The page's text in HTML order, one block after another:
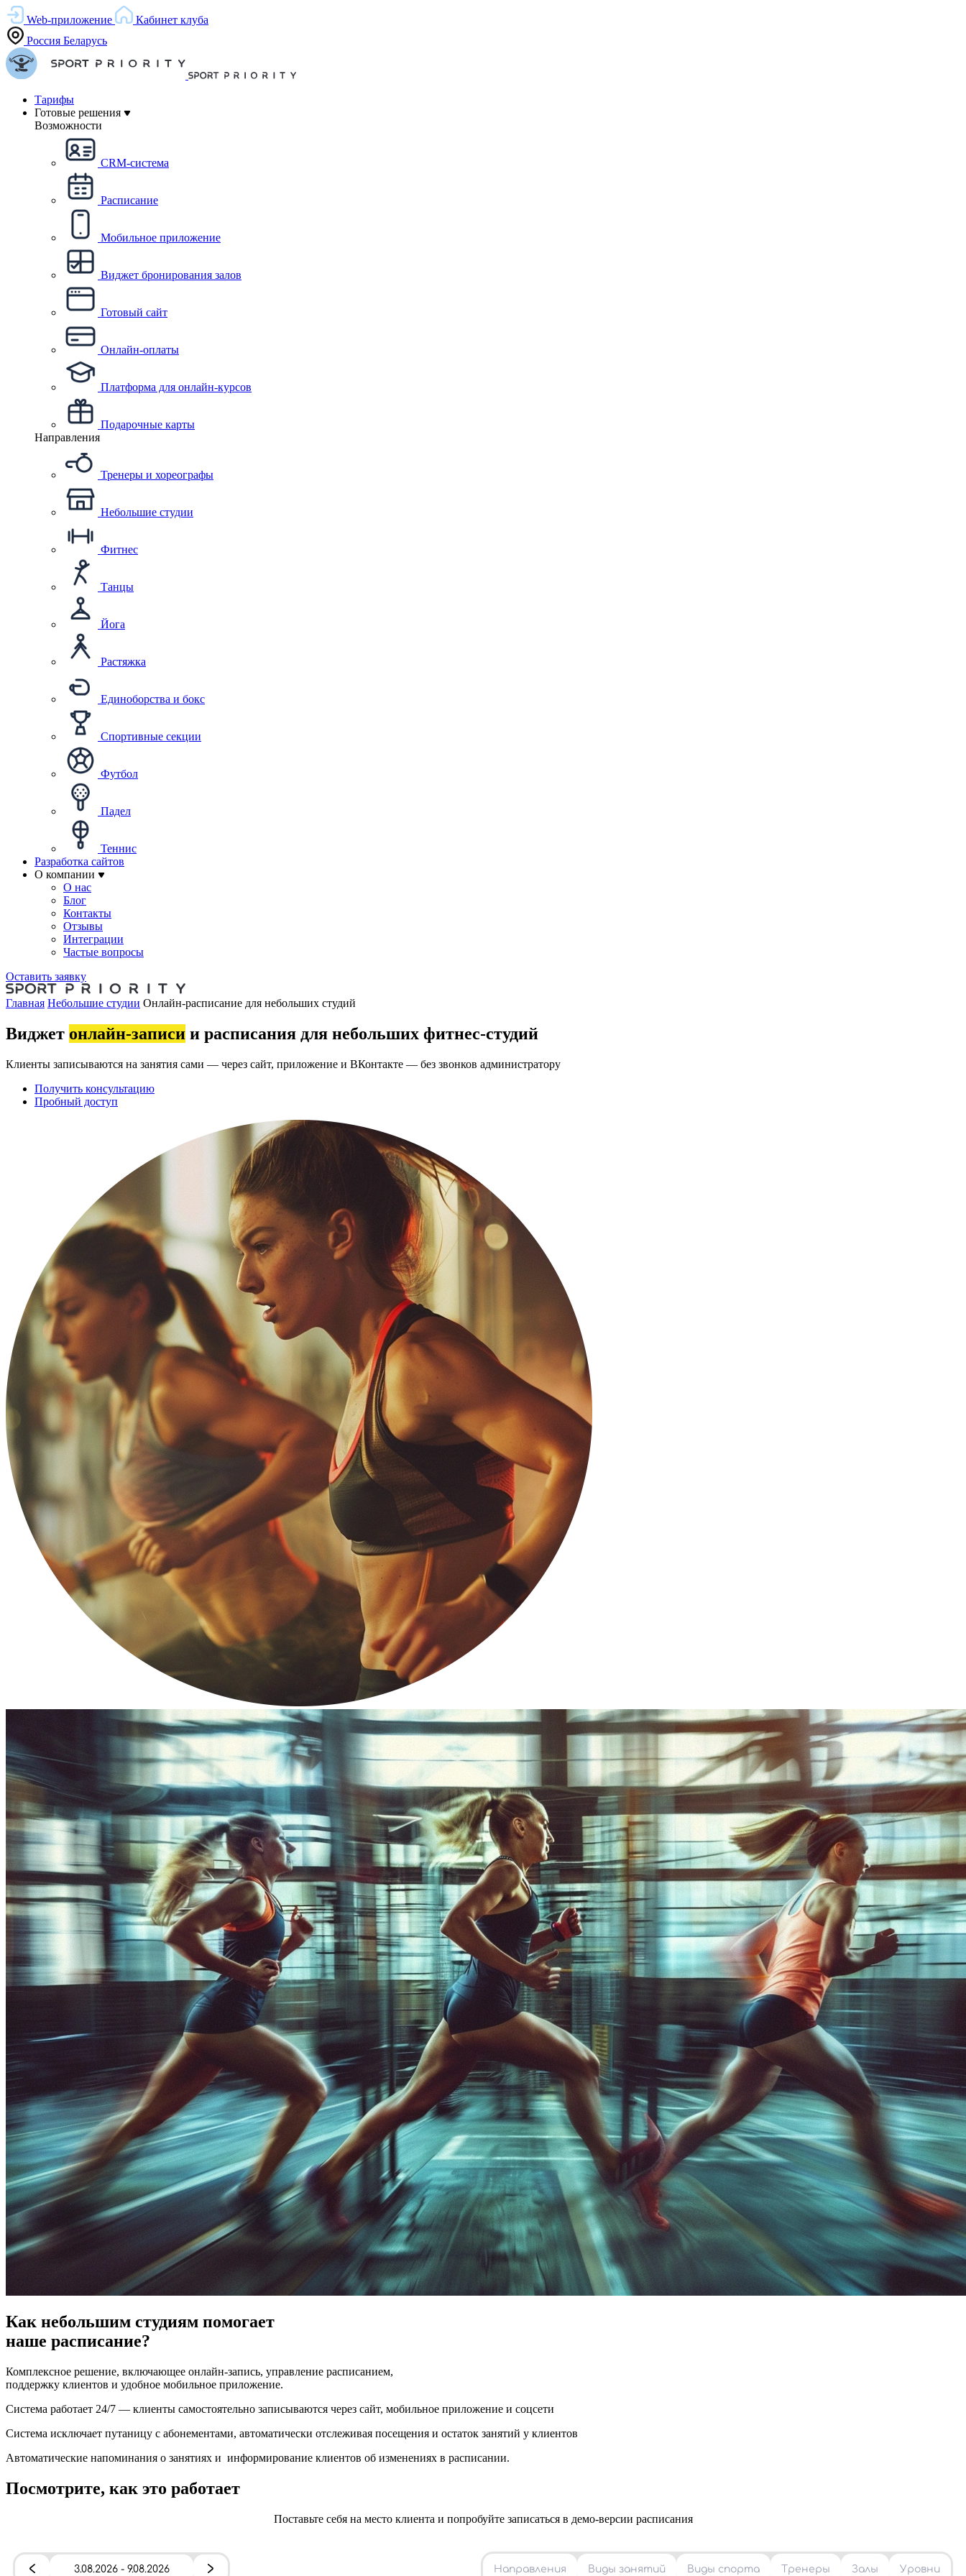
Web-приложение
Кабинет клуба
Россия Беларусь
Тарифы
Готовые решения
Возможности
CRM-система
Расписание
Мобильное приложение
Виджет бронирования залов
Готовый сайт
Онлайн-оплаты
Платформа для онлайн-курсов
Подарочные карты
Направления
Тренеры и хореографы
Небольшие студии
Фитнес
Танцы
Йога
Растяжка
Единоборства и бокс
Спортивные секции
Футбол
Падел
Теннис
Разработка сайтов
О компании
О нас
Блог
Контакты
Отзывы
Интеграции
Частые вопросы
Оставить заявку
Главная Небольшие студии Онлайн-расписание для небольших студий
Виджет онлайн-записи и расписания для небольших фитнес-студий
Клиенты записываются на занятия сами — через сайт, приложение и ВКонтакте — без звонков администратору
Получить консультацию
Пробный доступ
Как небольшим студиям помогает
наше расписание?
Комплексное решение, включающее онлайн-запись, управление расписанием,
поддержку клиентов и удобное мобильное приложение.
Система работает 24/7 — клиенты самостоятельно записываются через сайт, мобильное приложение и соцсети
Система исключает путаницу с абонементами, автоматически отслеживая посещения и остаток занятий у клиентов
Автоматические напоминания о занятиях и информирование клиентов об изменениях в расписании.
Посмотрите, как это работает
Поставьте себя на место клиента и попробуйте записаться в демо-версии расписания